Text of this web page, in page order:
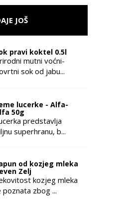
JOŠ
pravi koktel 0.5l
mutni voćni-
sok od jabu...
lucerke - Alfa-
50g
predstavlja
superhranu, b...
od kozjeg mleka
Zelj
kozjeg mleka
poznata zbog ...